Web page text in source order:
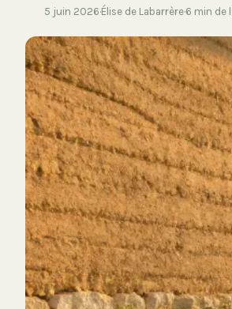
5 juin 2026·Élise de Labarrère·6 min de